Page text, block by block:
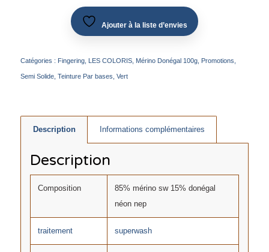
Ajouter à la liste d’envies
Catégories : Fingering, LES COLORIS, Mérino Donégal 100g, Promotions
Semi Solide, Teinture Par bases Vert
Description Informations complémentaires
Description
Composition
85% mérino sw 15% donégal
néon nep
traitement superwash